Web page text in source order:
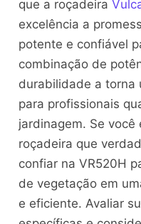
que a roçadeira
excelência a
potente e confiável
combinação de
durabilidade a torna
para profissionais
jardinagem. Se
roçadeira que
confiar na VR520H
de vegetação em
e eficiente. Avaliar